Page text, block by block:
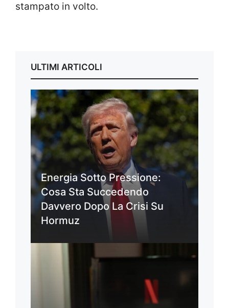
stampato in volto.
ULTIMI ARTICOLI
Energia Sotto Pressione:
Cosa Sta Succedendo
Davvero Dopo La Crisi Su
Hormuz